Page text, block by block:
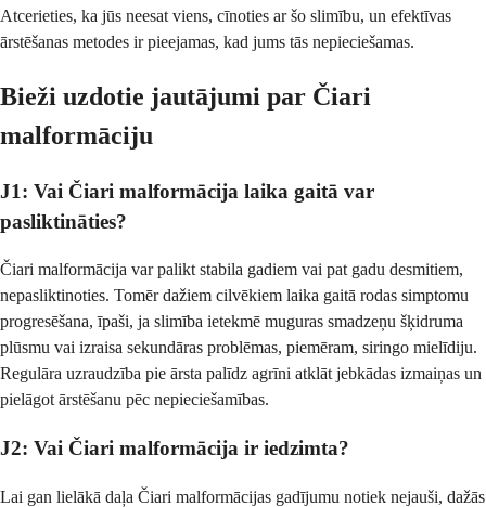
Atcerieties, ka jūs neesat viens, cīnoties ar šo slimību, un efektīvas
ārstēšanas metodes ir pieejamas, kad jums tās nepieciešamas.
Bieži uzdotie jautājumi par Čiari
malformāciju
J1: Vai Čiari malformācija laika gaitā var
pasliktināties?
Čiari malformācija var palikt stabila gadiem vai pat gadu desmitiem,
nepasliktinoties. Tomēr dažiem cilvēkiem laika gaitā rodas simptomu
progresēšana, īpaši, ja slimība ietekmē muguras smadzeņu šķidruma
plūsmu vai izraisa sekundāras problēmas, piemēram, siringo mielīdiju.
Regulāra uzraudzība pie ārsta palīdz agrīni atklāt jebkādas izmaiņas un
pielāgot ārstēšanu pēc nepieciešamības.
J2: Vai Čiari malformācija ir iedzimta?
Lai gan lielākā daļa Čiari malformācijas gadījumu notiek nejauši, dažās